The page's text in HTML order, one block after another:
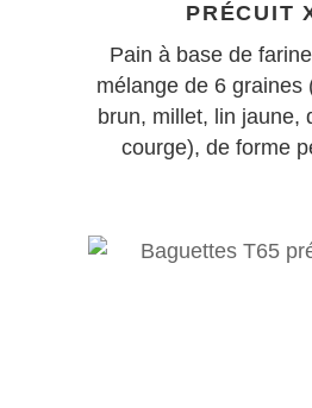
PRÉCUIT
Pain à base de
mélange de 6 graines
brun, millet, lin jaune,
courge), de forme